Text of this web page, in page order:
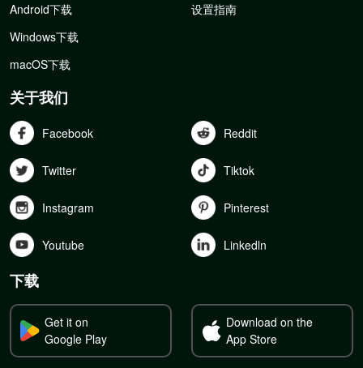
Android下载
Windows下载
macOS下载
设置指南
关于我们
Facebook Reddit
Twitter Tiktok
Instagram Pinterest
Youtube Linkedln
下载
Get it on
Google Play
Download on the
App Store